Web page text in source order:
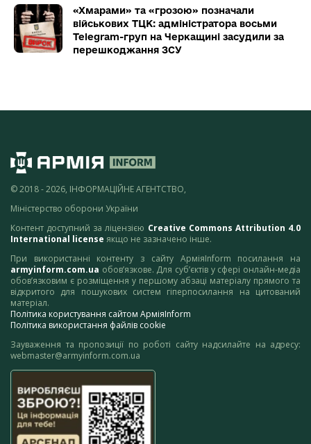
«Хмарами» та «грозою» позначали
військових ТЦК: адміністратора восьми
Telegram-груп на Черкащині засудили за
перешкоджання ЗСУ
© 2018 - 2026, ІНФОРМАЦІЙНЕ АГЕНТСТВО,
Міністерство оборони України
Контент доступний за ліцензією Creative Commons Attribution 4.0
International license якщо не зазначено інше.
При використанні контенту з сайту АрміяInform посилання на
armyinform.com.ua обов’язкове. Для суб’єктів у сфері онлайн-медіа
обов’язковим є розміщення у першому абзаці матеріалу прямого та
відкритого для пошукових систем гіперпосилання на цитований
матеріал.
Політика користування сайтом АрміяInform
Політика використання файлів cookie
Зауваження та пропозиції по роботі сайту надсилайте на адресу:
webmaster@armyinform.com.ua